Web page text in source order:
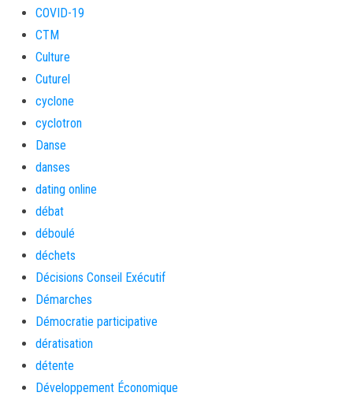
COVID-19
CTM
Culture
Cuturel
cyclone
cyclotron
Danse
danses
dating online
débat
déboulé
déchets
Décisions Conseil Exécutif
Démarches
Démocratie participative
dératisation
détente
Développement Économique